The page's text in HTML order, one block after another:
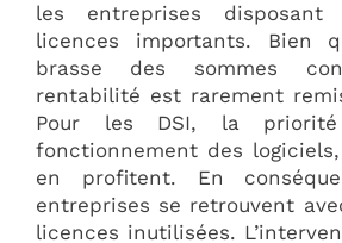
les entreprises
licences importants. Bien
brasse des sommes
rentabilité est rarement
Pour les DSI, la
fonctionnement des
en profitent. En
entreprises se retrouvent
licences inutilisées.